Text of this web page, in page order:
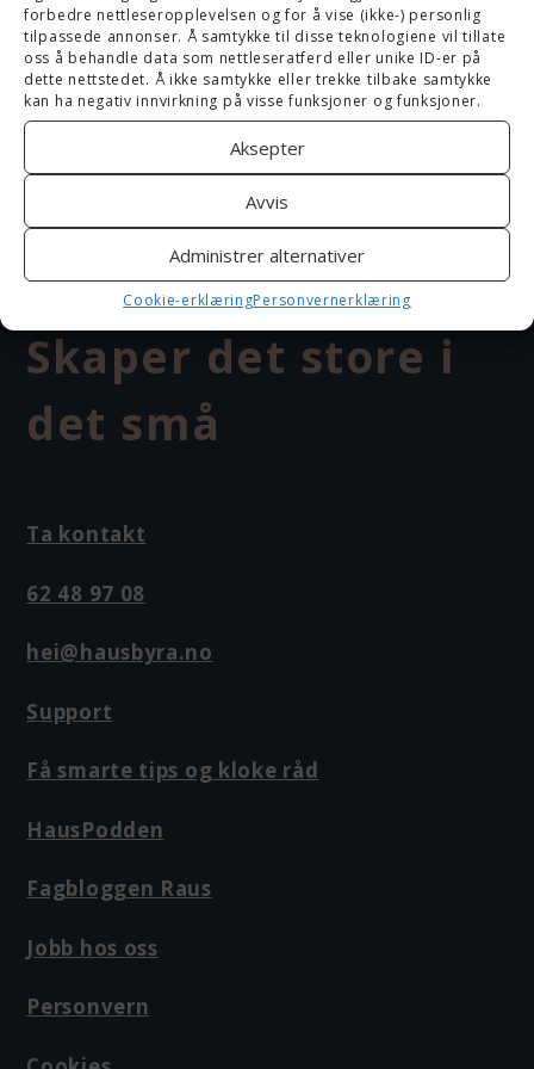
forbedre nettleseropplevelsen og for å vise (ikke-) personlig
tilpassede annonser. Å samtykke til disse teknologiene vil tillate
oss å behandle data som nettleseratferd eller unike ID-er på
dette nettstedet. Å ikke samtykke eller trekke tilbake samtykke
kan ha negativ innvirkning på visse funksjoner og funksjoner.
Aksepter
Avvis
Administrer alternativer
Cookie-erklæringPersonvernerklæring
Innholdsmarkedsføring
Drift av WordPress-nettside
E-postmarkedsføring
Skaper det store i
det små
Ta kontakt
62 48 97 08
hei@hausbyra.no
Support
Få smarte tips og kloke råd
HausPodden
Fagbloggen Raus
Jobb hos oss
Personvern